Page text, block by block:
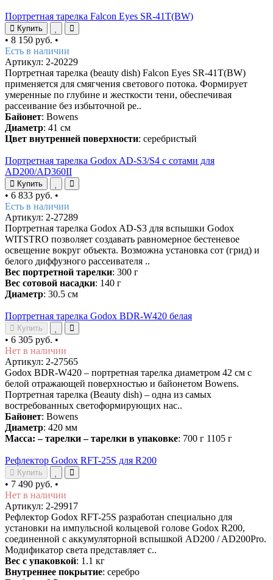
Портретная тарелка Falcon Eyes SR-41T(BW)
Купить
• 8 150 руб. •
Есть в наличии
Артикул: 2-20229
Портретная тарелка (beauty dish) Falcon Eyes SR-41T(BW)
применяется для смягчения светового потока. Формирует
умеренные по глубине и жесткости тени, обеспечивая
рассеивание без избыточной ре..
Байонет: Bowens
Диаметр: 41 см
Цвет внутренней поверхности: серебристый
Портретная тарелка Godox AD-S3/S4 с сотами для
AD200/AD360II
Купить
• 6 833 руб. •
Есть в наличии
Артикул: 2-27289
Портретная тарелка Godox AD-S3 для вспышки Godox
WITSTRO позволяет создавать равномерное бестеневое
освещение вокруг объекта. Возможна установка сот (грид) и
белого диффузного рассеивателя ..
Вес портретной тарелки: 300 г
Вес сотовой насадки: 140 г
Диаметр: 30.5 см
Портретная тарелка Godox BDR-W420 белая
Купить
• 6 305 руб. •
Нет в наличии
Артикул: 2-27565
Godox BDR-W420 – портретная тарелка диаметром 42 см с
белой отражающей поверхностью и байонетом Bowens.
Портретная тарелка (Beauty dish) – одна из самых
востребованных светоформирующих нас..
Байонет: Bowens
Диаметр: 420 мм
Масса: – тарелки – тарелки в упаковке: 700 г 1105 г
Рефлектор Godox RFT-25S для R200
Купить
• 7 490 руб. •
Нет в наличии
Артикул: 2-29917
Рефлектор Godox RFT-25S разработан специально для
установки на импульсной кольцевой голове Godox R200,
соединенной с аккумуляторной вспышкой AD200 / AD200Pro.
Модификатор света представляет с..
Вес с упаковкой: 1.1 кг
Внутреннее покрытие: серебро